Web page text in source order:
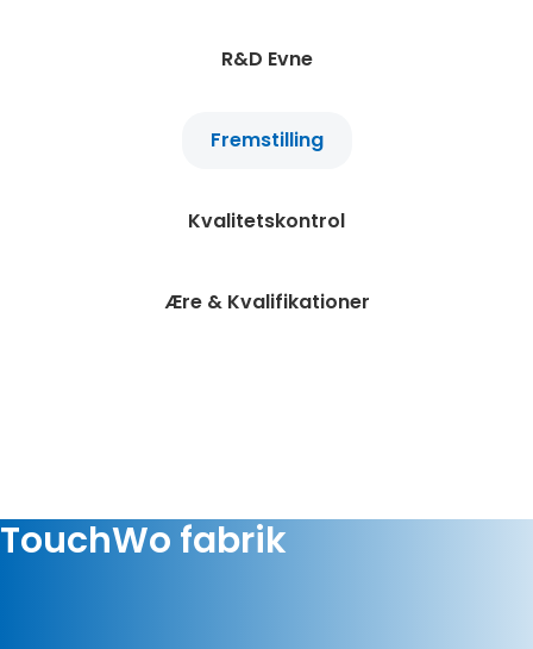
R&D Evne
Fremstilling
Kvalitetskontrol
Ære & Kvalifikationer
TouchWo fabrik